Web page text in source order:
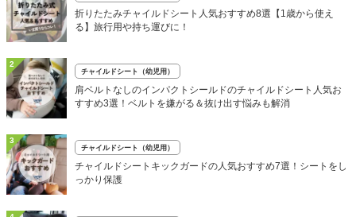
折りたたみチャイルドシート人気おすすめ8選【1歳から使え
る】旅行用や持ち運びに！
2
チャイルドシート（幼児用）
肩ベルトなしのインパクトシールドのチャイルドシート人気お
すすめ3選！ベルトを嫌がる＆抜け出す悩みも解消
3
チャイルドシート（幼児用）
チャイルドシートキックガードの人気おすすめ7選！シートをし
っかり保護